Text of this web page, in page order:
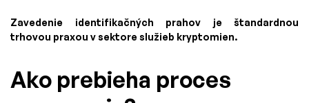
Zavedenie identifikačných prahov je štandardnou
trhovou praxou v sektore služieb kryptomien.
Ako prebieha proces